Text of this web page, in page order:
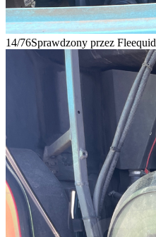
14/76Sprawdzony przez Fleequid